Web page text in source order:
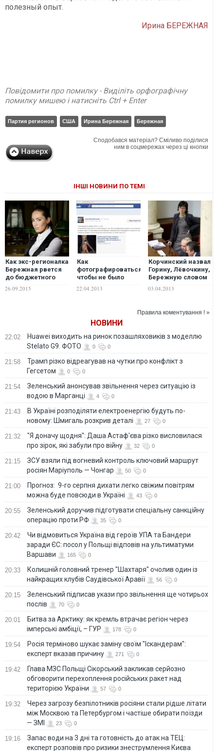
полезный опыт.
Ирина БЕРЕЖНАЯ
Повідомити про помилку - Виділіть орфографічну
помилку мишею і натисніть Ctrl + Enter
Партия регионов США Ирина Бережная Бережная
Сподобався матеріал? Сміливо поділися
ним в соцмережах через ці кнопки
ІНШІ НОВИНИ ПО ТЕМІ
Как экс-регионалка
Бережная рвется
до бюджетного
26.09.2015
Как
фотографироваться,
чтобы не было
Спросите у
22.04.2013
Корчинский назвал
Горину, Лёвочкину,
Бережную словом
03.04.2013
Правила коментування ! »
НОВИНИ
22:02
Huawei виходить на ринок позашляховиків з моделлю
Stelato G9. ФОТО
0 0
21:58
Трамп різко відреагував на чутки про конфлікт з
Гегсетом
0 0
21:54
Зеленський анонсував звільнення через ситуацію із
водою в Марганці
4 0
21:43
В Україні розподіляти електроенергію будуть по-
новому: Шмигаль розкрив деталі
27 0
21:32
"Я доначу щодня": Даша Астаф'єва різко висловилася
про зірок, які забули про війну
32 0
21:15
ЗСУ взяли під вогневий контроль ключовий маршрут
росіян Маріуполь — Чонгар
50 0
21:00
Прогноз: 9-го серпня дихати легко свіжим повітрям
можна буде повсюди в Україні
43 0
20:55
Зеленський доручив підготувати спеціальну санкційну
операцію проти РФ
35 0
20:42
Чи відмовиться Україна від героїв УПА та Бандери
заради ЄС: посол у Польщі відповів на ультиматуми
Варшави
165 0
20:33
Колишній головний тренер "Шахтаря" очолив один із
найкращих клубів Саудівської Аравії
56 0
20:15
Зеленський підписав укази про звільнення ще чотирьох
послів
70 0
20:01
Битва за Арктику: як кремль втрачає регіон через
імперські амбіції, – ГУР
178 0
19:54
Росія терміново шукає заміну своїм "Іскандерам":
експерт вказав причину
271 0
19:42
Глава МЗС Польщі Сікорський закликав серйозно
обговорити перехоплення російських ракет над
територією України
57 0
19:32
Через загрозу безпілотників росіяни стали рідше літати
між Москвою та Петербургом і частіше обирати поїзди
— ЗМІ
23 0
19:16
Запас води на 3 дні та готовність до атак на ТЕЦ:
експерт розповів про ризики знеструмлення Києва